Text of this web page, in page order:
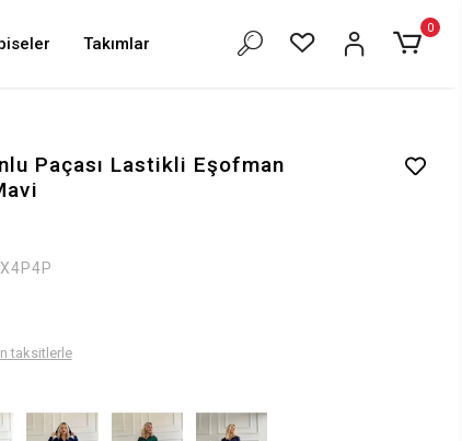
Takımlar
0
Paçası Lastikli Eşofman
taksitlerle